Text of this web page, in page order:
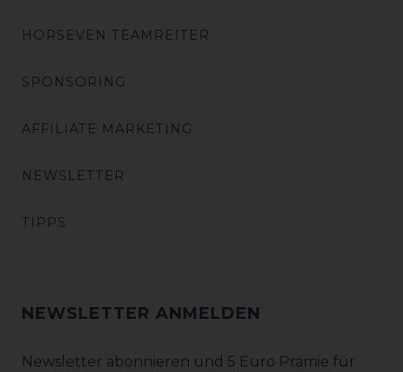
HORSEVEN TEAMREITER
SPONSORING
AFFILIATE MARKETING
NEWSLETTER
TIPPS
NEWSLETTER ANMELDEN
Newsletter abonnieren und 5 Euro Prämie für